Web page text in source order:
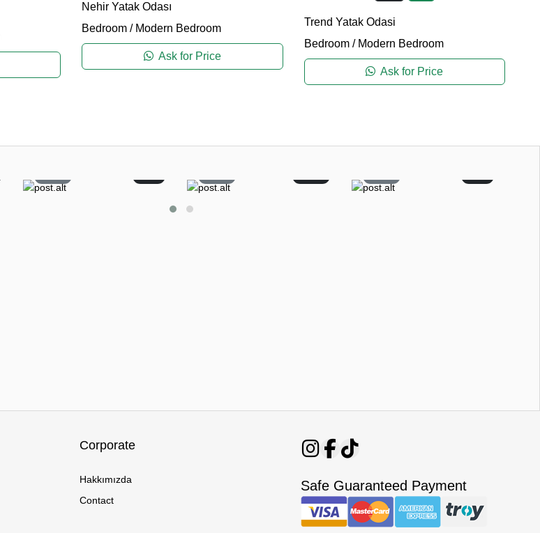
Nehir Yatak Odası
Bedroom / Modern Bedroom
Ask for Price
Trend Yatak Odasi
Bedroom/ Modern Bedroom
Ask for Price
Corporate
Hakkımızda
Contact
Safe Guaranteed Payment